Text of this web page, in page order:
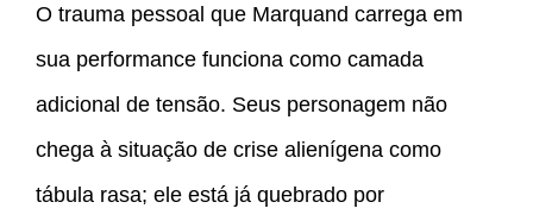
O trauma pessoal que Marquand carrega em
sua performance funciona como camada
adicional de tensão. Seus personagem não
chega à situação de crise alienígena como
tábula rasa; ele está já quebrado por